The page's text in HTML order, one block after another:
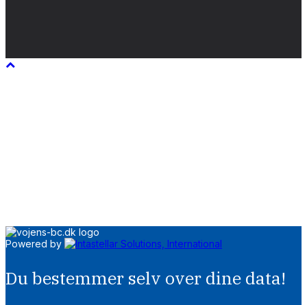
Powered by
Du bestemmer selv over dine data!